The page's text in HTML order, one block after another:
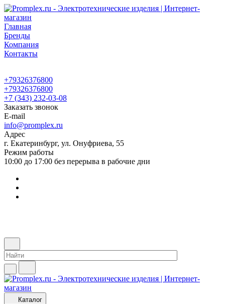
Главная
Бренды
Компания
Контакты
+79326376800
+79326376800
+7 (343) 232-03-08
Заказать звонок
E-mail
info@promplex.ru
Адрес
г. Екатеринбург, ул. Онуфриева, 55
Режим работы
10:00 до 17:00 без перерыва в рабочие дни
Каталог